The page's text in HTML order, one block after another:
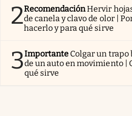
2RecomendaciónHervir
de canela y clavo de olor |
hacerlo y para qué sirve
3Importante Colgar un trapo
de un auto en movimiento |
qué sirve